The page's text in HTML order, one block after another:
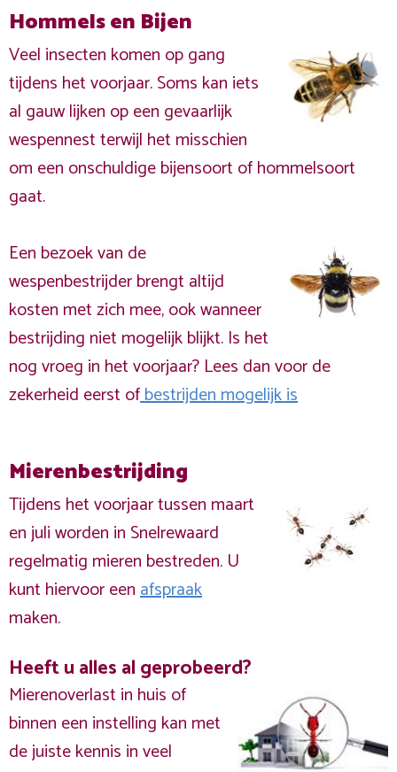
Hommels en Bijen
Veel insecten komen op gang
tijdens het voorjaar. Soms kan iets
al gauw lijken op een gevaarlijk
wespennest terwijl het misschien
om een onschuldige bijensoort of hommelsoort
gaat.
Een bezoek van de
wespenbestrijder brengt altijd
kosten met zich mee, ook wanneer
bestrijding niet mogelijk blijkt. Is het
nog vroeg in het voorjaar? Lees dan voor de
zekerheid eerst ofbestrijden mogelijk is
Mierenbestrijding
Tijdens het voorjaar tussen maart
en juli worden in Snelrewaard
regelmatig mieren bestreden. U
kunt hiervoor eenafspraak
maken.
Heeft u alles al geprobeerd?
Mierenoverlast in huis of
binnen een instelling kan met
de juiste kennis in veel